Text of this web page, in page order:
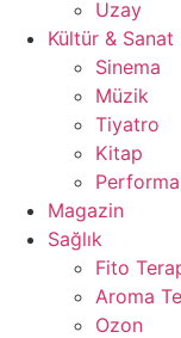
Uzay
Kültür & Sanat
Sinema
Müzik
Tiyatro
Kitap
Magazin
Sağlık
Fito
Aroma
Ozon